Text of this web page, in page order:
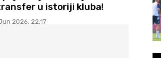
u istoriji kluba!
2026. 22:17